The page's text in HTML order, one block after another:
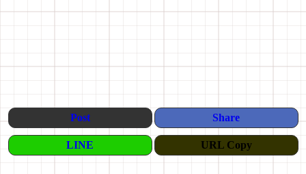
Post Share
LINE URL Copy